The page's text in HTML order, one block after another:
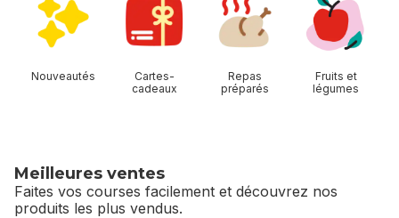
Nouveautés
Cartes-
cadeaux
Repas
préparés
Fruits et
légumes
Meilleures ventes
Faites vos courses facilement et découvrez nos
produits les plus vendus.